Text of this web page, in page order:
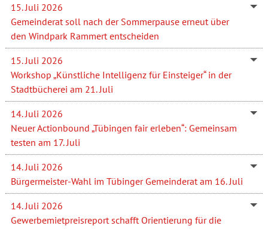
15. Juli 2026
Gemeinderat soll nach der Sommerpause erneut über
den Windpark Rammert entscheiden
15. Juli 2026
Workshop „Künstliche Intelligenz für Einsteiger“ in der
Stadtbücherei am 21. Juli
14. Juli 2026
Neuer Actionbound „Tübingen fair erleben“: Gemeinsam
testen am 17. Juli
14. Juli 2026
Bürgermeister-Wahl im Tübinger Gemeinderat am 16. Juli
14. Juli 2026
Gewerbemietpreisreport schafft Orientierung für die